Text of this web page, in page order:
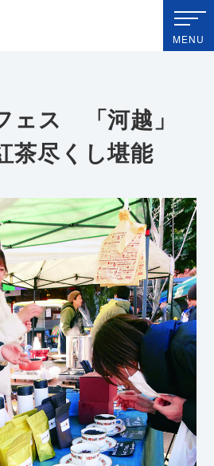
埼玉新聞社 高校受験ナビ
MENU
ェス 「河越」
尽くし堪能